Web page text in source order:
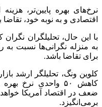
نرخ‌های بهره پایین‌تر،
اقتصادی و به نوبه خود،
به منزله نگرانی‌ها نسبت
برای تقاضا باشد.
کاهش ۵۰ واحدی نرخ
ضعف در اقتصاد آمریکا خواهد
برمی‌انگیزد.